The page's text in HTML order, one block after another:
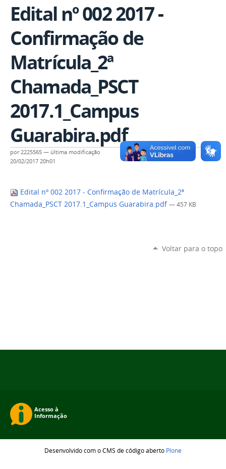
Edital nº 002 2017 -
Confirmação de
Matrícula_2ª
Chamada_PSCT
2017.1_Campus
Guarabira.pdf
por2225565 — última modificação
20/02/2017 20h01
Edital nº 002 2017 - Confirmação de Matrícula_2ª
Chamada_PSCT 2017.1_Campus Guarabira.pdf — 457 KB
Voltar para o topo
Desenvolvido com o CMS de código aberto Plone